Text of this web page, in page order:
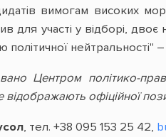
вимогам високих
для участі у відборі,
нейтральності"
Центром політико-
офіційної
, тел. +38 095 153 25 42,